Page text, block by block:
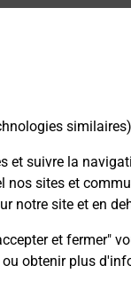
et suivre la
nos sites et
notre site et en
et fermer"
obtenir plus